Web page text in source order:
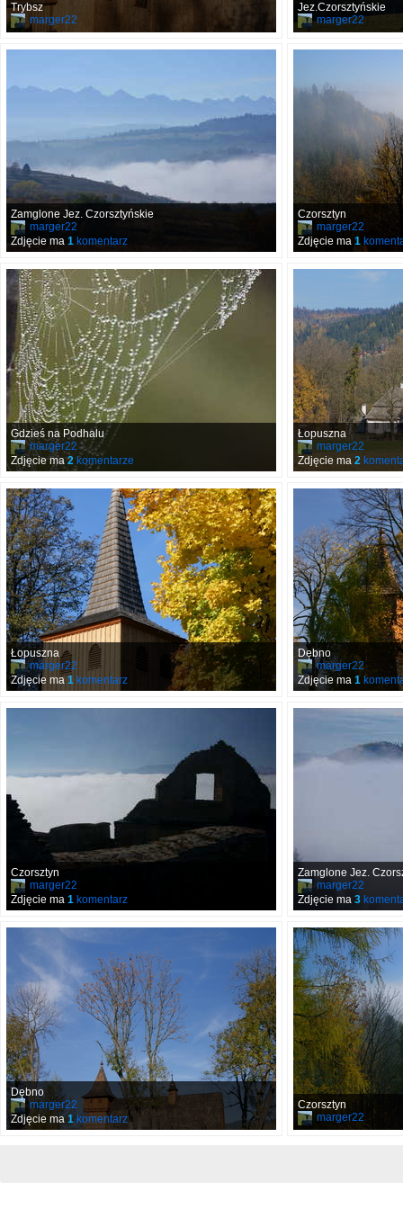
Trybsz
marger22
Jez.Czorsztyńskie
marger22
Zamglone Jez. Czorsztyńskie
marger22
Zdjęcie ma 1 komentarz
Czorsztyn
marger22
Zdjęcie ma 1
Gdzieś na Podhalu
marger22
Zdjęcie ma2 komentarze
Łopuszna
marger22
Zdjęcie ma 2
Łopuszna
marger22
Zdjęcie ma 1 komentarz
Dębno
marger22
Zdjęcie ma 1
Czorsztyn
marger22
Zdjęcie ma 1 komentarz
Zamglone Jez.
marger22
Zdjęcie ma 3
Dębno
marger22
Zdjęcie ma1komentarz
Czorsztyn
marger22